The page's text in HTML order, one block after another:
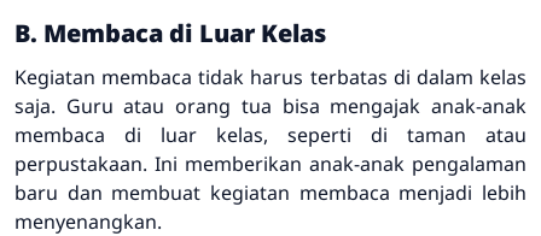
B. Membaca di Luar Kelas
Kegiatan membaca tidak harus terbatas di dalam kelas
saja. Guru atau orang tua bisa mengajak anak-anak
membaca di luar kelas, seperti di taman atau
perpustakaan. Ini memberikan anak-anak pengalaman
baru dan membuat kegiatan membaca menjadi lebih
menyenangkan.